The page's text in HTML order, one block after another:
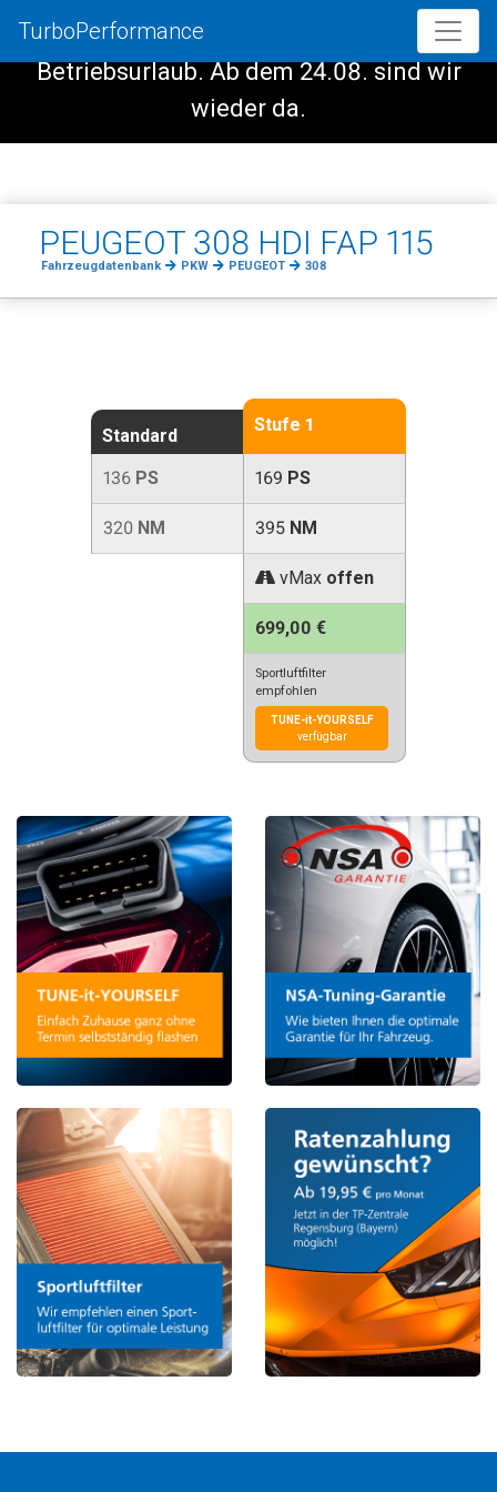
Vom 08.08. - 23.08. haben wir
Betriebsurlaub. Ab dem 24.08. sind wir
wieder da.
TurboPerformance
PEUGEOT 308 HDI FAP 115
Fahrzeugdatenbank PKW PEUGEOT 308
Standard
136 PS
320 NM
Stufe 1
169 PS
395 NM
vMax offen
699,00 €
Sportluftfilter
empfohlen
TUNE-it-YOURSELF
verfügbar